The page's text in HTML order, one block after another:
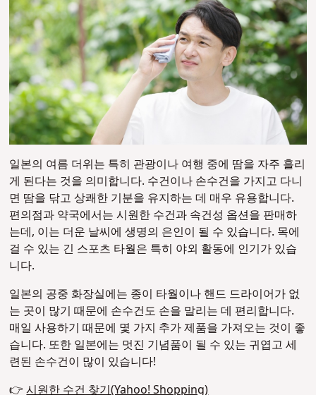
일본의 여름 더위는 특히 관광이나 여행 중에 땀을 자주 흘리
게 된다는 것을 의미합니다. 수건이나 손수건을 가지고 다니
면 땀을 닦고 상쾌한 기분을 유지하는 데 매우 유용합니다.
편의점과 약국에서는 시원한 수건과 속건성 옵션을 판매하
는데, 이는 더운 날씨에 생명의 은인이 될 수 있습니다. 목에
걸 수 있는 긴 스포츠 타월은 특히 야외 활동에 인기가 있습
니다.
일본의 공중 화장실에는 종이 타월이나 핸드 드라이어가 없
는 곳이 많기 때문에 손수건도 손을 말리는 데 편리합니다.
매일 사용하기 때문에 몇 가지 추가 제품을 가져오는 것이 좋
습니다. 또한 일본에는 멋진 기념품이 될 수 있는 귀엽고 세
련된 손수건이 많이 있습니다!
👉시원한 수건 찾기(Yahoo! Shopping)